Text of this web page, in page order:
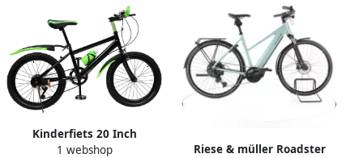
Kinderfiets 20 Inch
Mountainbike Fiets Buiten
1 webshop
Riese & müller Roadster